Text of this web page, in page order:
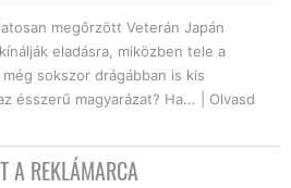
megőrzött Veterán Japán
eladásra, miközben tele a
sokszor drágábban is kis
ésszerű magyarázat? Ha... | Olvasd
A REKLÁMARCA